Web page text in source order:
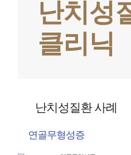
난치성
클리닉
난치성질환 사례
연골무형성증